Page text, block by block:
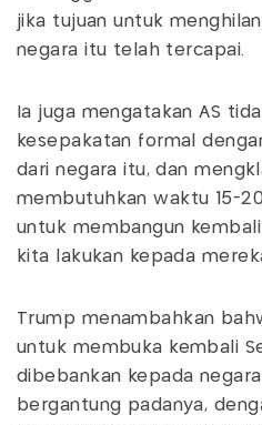
jika tujuan untuk
negara itu telah tercapai.
Ia juga mengatakan AS
kesepakatan formal
dari negara itu, dan
membutuhkan waktu 15-
untuk membangun
kita lakukan kepada
Trump menambahkan
untuk membuka kembali
dibebankan kepada
bergantung padanya,